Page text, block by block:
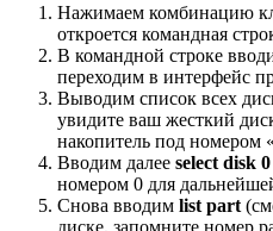
Нажимаем комбинацию
откроется командная
В командной строке
переходим в интерфейс
Выводим список всех
увидите ваш жесткий
накопитель под номером
Вводим далее select disk 0
номером 0 для
Снова вводим list part
диске, запомните номер